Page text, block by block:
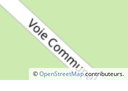
©OpenStreetMapcontributeurs.